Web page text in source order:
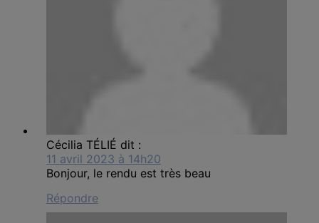
Cécilia TÉLIÉ dit :
11 avril 2023 à 14h20
Bonjour, le rendu est très beau
Répondre